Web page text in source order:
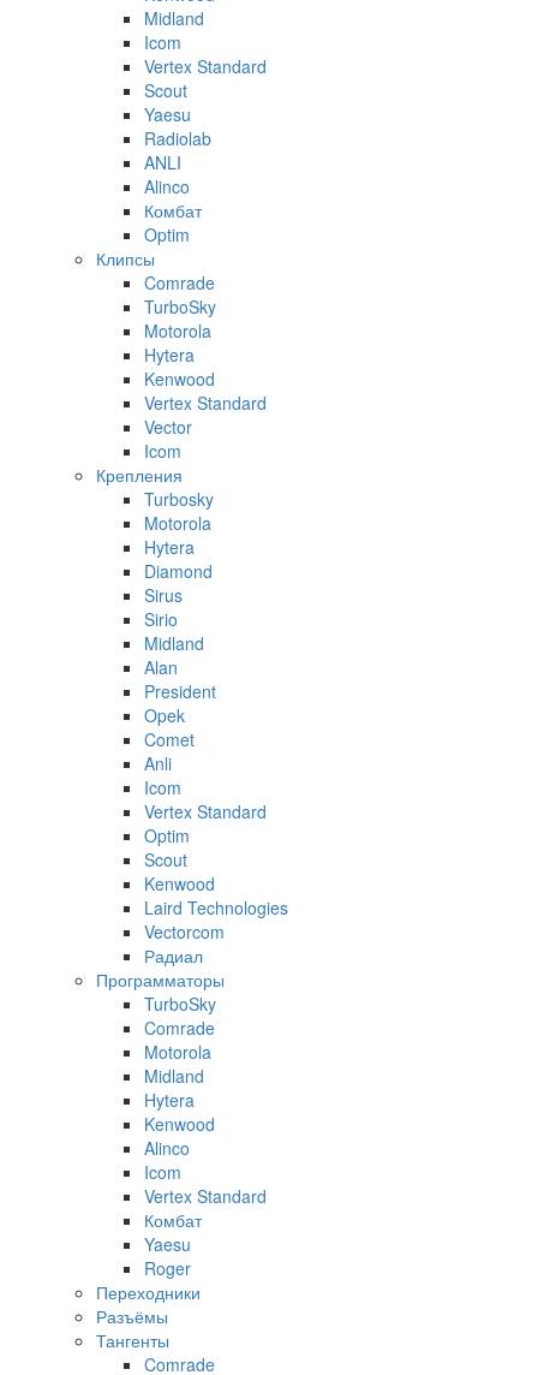
Midland
Icom
Vertex Standard
Scout
Yaesu
Radiolab
ANLI
Alinco
Комбат
Optim
Клипсы
Comrade
TurboSky
Motorola
Hytera
Kenwood
Vertex Standard
Vector
Icom
Крепления
Turbosky
Motorola
Hytera
Diamond
Sirus
Sirio
Midland
Alan
President
Opek
Comet
Anli
Icom
Vertex Standard
Optim
Scout
Kenwood
Laird Technologies
Vectorcom
Радиал
Программаторы
TurboSky
Comrade
Motorola
Midland
Hytera
Kenwood
Alinco
Icom
Vertex Standard
Комбат
Yaesu
Roger
Переходники
Разъёмы
Тангенты
Comrade